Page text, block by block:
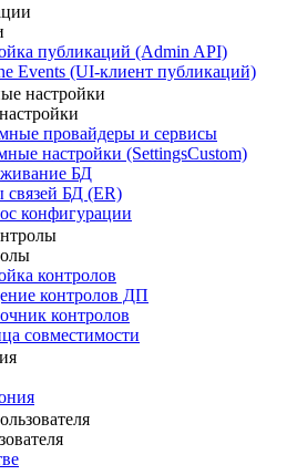
публикаций (Admin API)
Events (UI-клиент публикаций)
настройки
провайдеры и сервисы
настройки (SettingsCustom)
БД
БД (ER)
конфигурации
контролов
контролов ДП
контролов
совместимости